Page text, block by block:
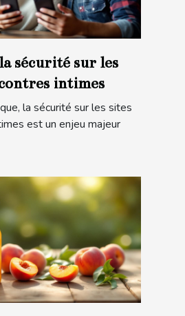
sécurité sur les
intimes
la sécurité sur les sites
est un enjeu majeur